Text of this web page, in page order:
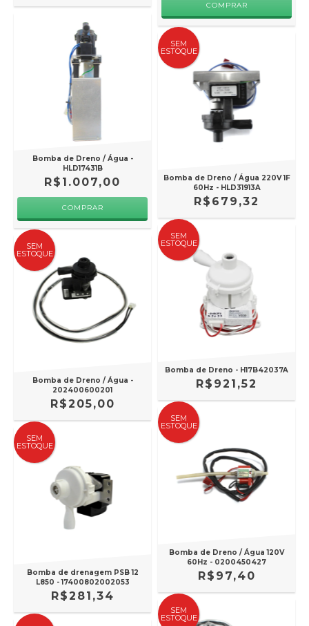
Bomba de Dreno / Água -
HLD17431B
R$1.007,00
SEM
ESTOQUE
Bomba de Dreno / Água 220V 1F
60Hz - HLD31913A
R$679,32
SEM
ESTOQUE
Bomba de Dreno / Água -
202400600201
R$205,00
SEM
ESTOQUE
Bomba de Dreno - H17B42037A
R$921,52
SEM
ESTOQUE
Bomba de drenagem PSB 12
L850 - 17400802002053
R$281,34
SEM
ESTOQUE
Bomba de Dreno / Água 120V
60Hz - 0200450427
R$97,40
SEM
ESTOQUE